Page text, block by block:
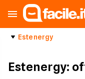
Estenergy
Estenergy: